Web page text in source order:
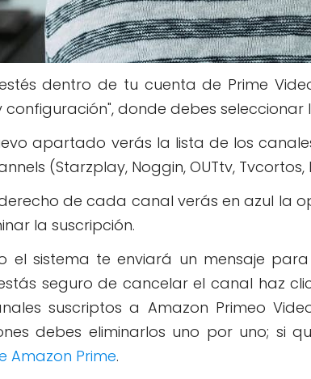
dentro de tu cuenta de Prime
configuración", donde debes seleccionar
apartado verás la lista de los
(Starzplay, Noggin, OUTtv, Tvcortos,
de cada canal verás en azul la
la suscripción.
el sistema te enviará un mensaje
seguro de cancelar el canal haz
suscriptos a Amazon Primeo
debes eliminarlos uno por uno; si
Amazon Prime.